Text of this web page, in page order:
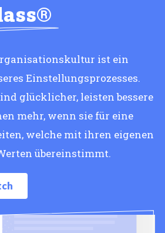
ist ein
Einstellungsprozesses.
glücklicher, leisten bessere
mehr, wenn sie für eine
welche mit ihren eigenen
übereinstimmt.